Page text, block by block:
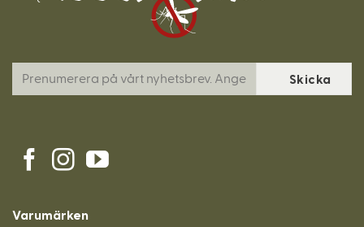
Varumärken